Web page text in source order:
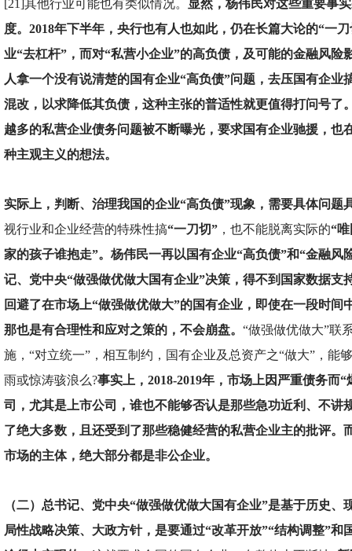
[21]其他行业可能也有类似情况。
显然，杨伟民对这些重要事
度。2018年下半年，央行也有人也如此，仍在长篇大论的“一
业“去杠杆”，而对“私营小企业”的高负债，及可能的金融风险
人拿一个没有说清楚的国有企业“高负债”问题，去压国有企业
混改，以求降低其负债，这种主张的普适性就更值得打问号了
越多的私营企业债务问题被不断曝光，要求国有企业驰援，也
种主观主义的想法。
实际上，判断、治理我国的企业“高负债”现象，需要具体问题
视行业和企业经营的特殊性搞“一刀切” ，也不能脱离实际的“
家的孩子谁抱走”。杨伟民一再以国有企业“高负债”和“金融风
记、党中央“做强做优做大国有企业”决策，得不到国家数据支
回避了在市场上“做强做优做大”的国有企业，即使在一段时间
那也是有合理性和应对之策的，不会崩盘。 “做强做优做大”联
施，“对立统一”，相互制约，国有企业及总资产之“做大”，能
雨或惊涛骇浪么?事实上，2018-2019年，市场上因严重债务而
司，尤其是上市公司，谁也不能够否认是那些急功近利、不讲
了绝大多数，且还受到了那些稳健经营的私营企业主的批评。
市场的主体，绝大部分都是非公企业。
（二）总书记、党中央“做强做优做大国有企业”是基于历史、
局性战略决策、大政方针，是要通过“改革开放”“结构调整”和